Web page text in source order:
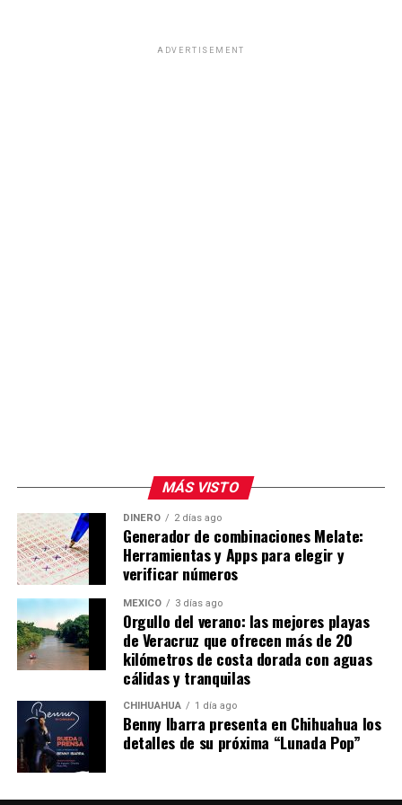
ADVERTISEMENT
MÁS VISTO
DINERO 2 días ago
Generador de combinaciones Melate:
Herramientas y Apps para elegir y
verificar números
MÉXICO 3 días ago
Orgullo del verano: las mejores playas
de Veracruz que ofrecen más de 20
kilómetros de costa dorada con aguas
cálidas y tranquilas
CHIHUAHUA 1 día ago
Benny Ibarra presenta en Chihuahua los
detalles de su próxima “Lunada Pop”